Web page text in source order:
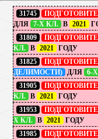
31745
ДЛЯ 7-Х КЛ. В 2021
31809
КЛ.
В 2021 ГОДУ
31825
ДЕЛИМОСТИ) ДЛЯ 6-
31905
КЛ.
В 2021 ГОДУ
31953
Х КЛ.
В 2021 ГОДУ
31985